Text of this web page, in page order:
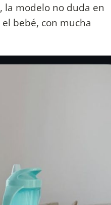
la modelo no duda en
bebé, con mucha